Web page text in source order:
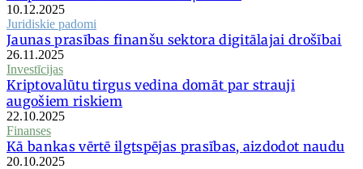
10.12.2025
Juridiskie padomi
Jaunas prasības finanšu sektora digitālajai drošībai
26.11.2025
Investīcijas
Kriptovalūtu tirgus vedina domāt par strauji
augošiem riskiem
22.10.2025
Finanses
Kā bankas vērtē ilgtspējas prasības, aizdodot naudu
20.10.2025